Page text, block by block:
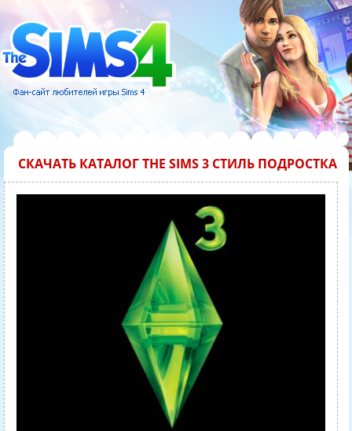
СКАЧАТЬ КАТАЛОГ THE SIMS 3 СТИЛЬ ПОДРОСТКА